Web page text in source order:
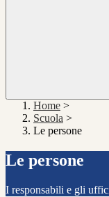
Home >
Scuola >
Le persone
Le persone
I responsabili e gli